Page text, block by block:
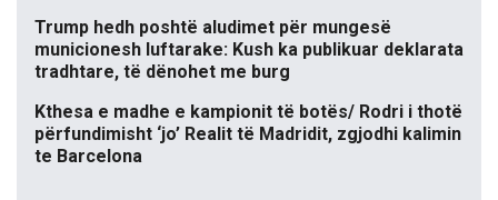
Trump hedh poshtë aludimet për mungesë
municionesh luftarake: Kush ka publikuar deklarata
tradhtare, të dënohet me burg
Kthesa e madhe e kampionit të botës/ Rodri i thotë
përfundimisht ‘jo’ Realit të Madridit, zgjodhi kalimin
te Barcelona